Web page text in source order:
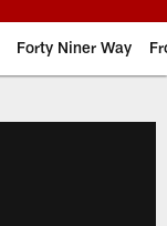
Forty Niner Way